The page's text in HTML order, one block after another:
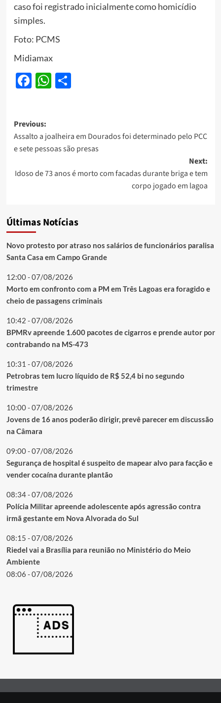
caso foi registrado inicialmente como homicídio
simples.
Foto: PCMS
Midiamax
Facebook
WhatsApp
Share
Post
navigation
Previous:
Assalto a joalheira em Dourados foi determinado pelo PCC
e sete pessoas são presas
Next:
Idoso de 73 anos é morto com facadas durante briga e tem
corpo jogado em lagoa
Últimas Notícias
Novo protesto por atraso nos salários de funcionários paralisa
Santa Casa em Campo Grande
12:00 - 07/08/2026
Morto em confronto com a PM em Três Lagoas era foragido e
cheio de passagens criminais
10:42 - 07/08/2026
BPMRv apreende 1.600 pacotes de cigarros e prende autor por
contrabando na MS-473
10:31 - 07/08/2026
Petrobras tem lucro líquido de R$ 52,4 bi no segundo
trimestre
10:00 - 07/08/2026
Jovens de 16 anos poderão dirigir, prevê parecer em discussão
na Câmara
09:00 - 07/08/2026
Segurança de hospital é suspeito de mapear alvo para facção e
vender cocaína durante plantão
08:34 - 07/08/2026
Polícia Militar apreende adolescente após agressão contra
irmã gestante em Nova Alvorada do Sul
08:15 - 07/08/2026
Riedel vai a Brasília para reunião no Ministério do Meio
Ambiente
08:06 - 07/08/2026